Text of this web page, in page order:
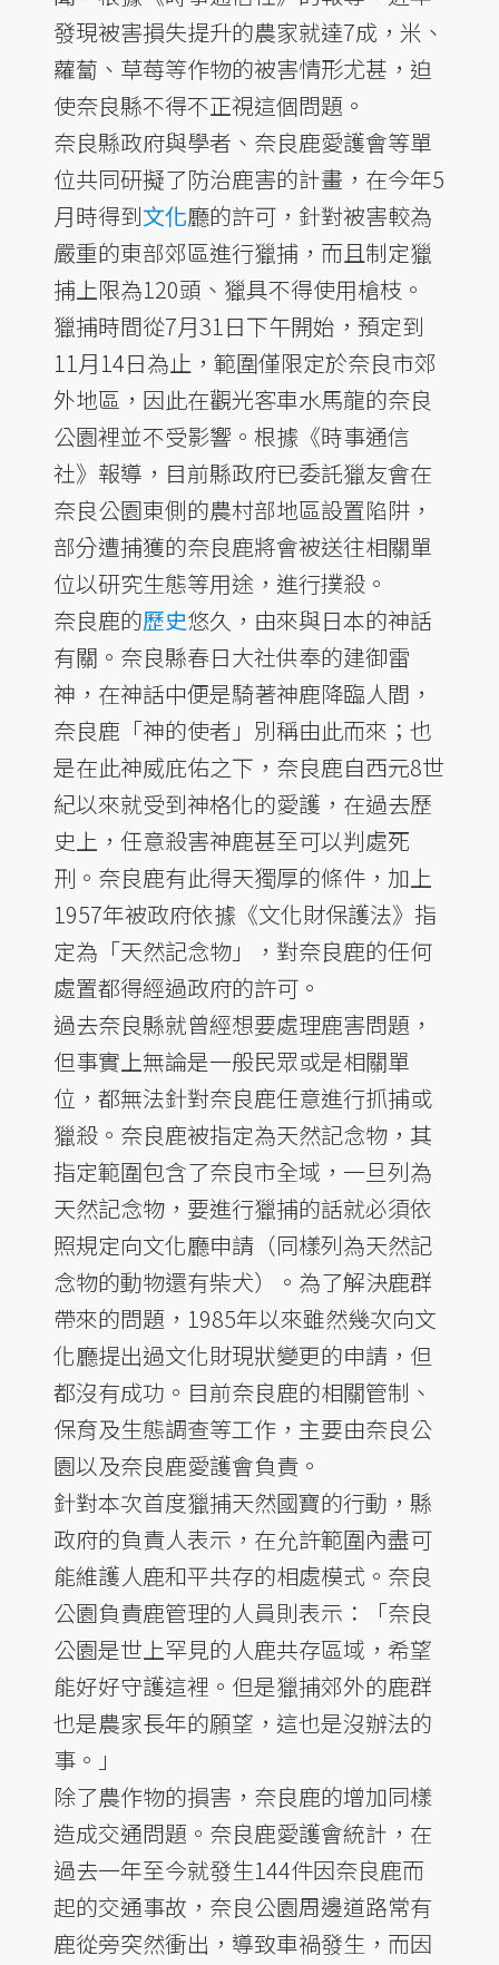
發現被害損失提升的農家就達7成，米、
蘿蔔、草莓等作物的被害情形尤甚，迫
使奈良縣不得不正視這個問題。
奈良縣政府與學者、奈良鹿愛護會等單
位共同研擬了防治鹿害的計畫，在今年5
月時得到文化廳的許可，針對被害較為
嚴重的東部郊區進行獵捕，而且制定獵
捕上限為120頭、獵具不得使用槍枝。
獵捕時間從7月31日下午開始，預定到
11月14日為止，範圍僅限定於奈良市郊
外地區，因此在觀光客車水馬龍的奈良
公園裡並不受影響。根據《時事通信
社》報導，目前縣政府已委託獵友會在
奈良公園東側的農村部地區設置陷阱，
部分遭捕獲的奈良鹿將會被送往相關單
位以研究生態等用途，進行撲殺。
奈良鹿的歷史悠久，由來與日本的神話
有關。奈良縣春日大社供奉的建御雷
神，在神話中便是騎著神鹿降臨人間，
奈良鹿「神的使者」別稱由此而來；也
是在此神威庇佑之下，奈良鹿自西元8世
紀以來就受到神格化的愛護，在過去歷
史上，任意殺害神鹿甚至可以判處死
刑。奈良鹿有此得天獨厚的條件，加上
1957年被政府依據《文化財保護法》指
定為「天然記念物」，對奈良鹿的任何
處置都得經過政府的許可。
過去奈良縣就曾經想要處理鹿害問題，
但事實上無論是一般民眾或是相關單
位，都無法針對奈良鹿任意進行抓捕或
獵殺。奈良鹿被指定為天然記念物，其
指定範圍包含了奈良市全域，一旦列為
天然記念物，要進行獵捕的話就必須依
照規定向文化廳申請（同樣列為天然記
念物的動物還有柴犬）。為了解決鹿群
帶來的問題，1985年以來雖然幾次向文
化廳提出過文化財現狀變更的申請，但
都沒有成功。目前奈良鹿的相關管制、
保育及生態調查等工作，主要由奈良公
園以及奈良鹿愛護會負責。
針對本次首度獵捕天然國寶的行動，縣
政府的負責人表示，在允許範圍內盡可
能維護人鹿和平共存的相處模式。奈良
公園負責鹿管理的人員則表示：「奈良
公園是世上罕見的人鹿共存區域，希望
能好好守護這裡。但是獵捕郊外的鹿群
也是農家長年的願望，這也是沒辦法的
事。」
除了農作物的損害，奈良鹿的增加同樣
造成交通問題。奈良鹿愛護會統計，在
過去一年至今就發生144件因奈良鹿而
起的交通事故，奈良公園周邊道路常有
鹿從旁突然衝出，導致車禍發生，而因